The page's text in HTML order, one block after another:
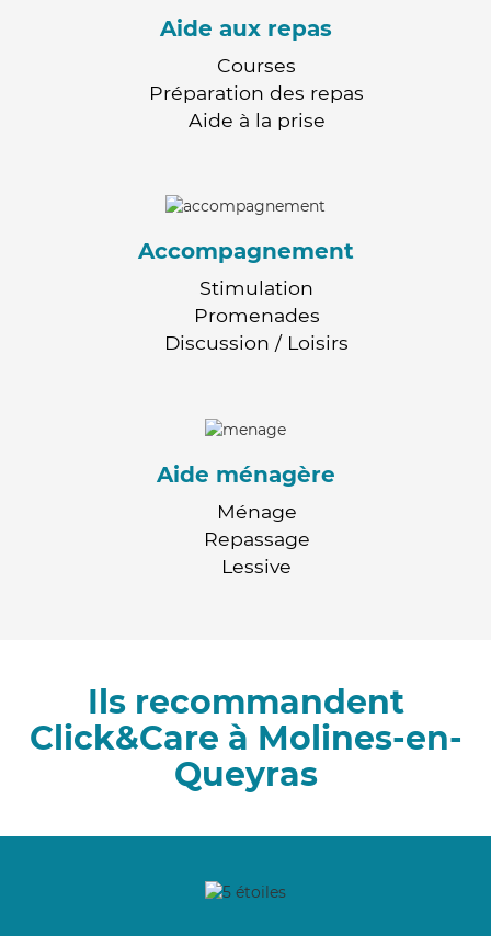
Aide aux repas
Courses
Préparation des repas
Aide à la prise
Accompagnement
Stimulation
Promenades
Discussion / Loisirs
Aide ménagère
Ménage
Repassage
Lessive
Ils recommandent
Click&Care à Molines-en-
Queyras